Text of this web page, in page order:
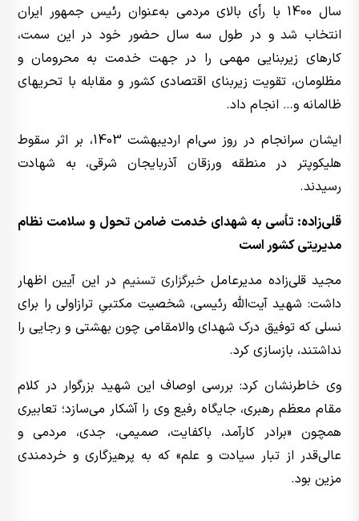
سال 1400 با رأی بالای مردمی به‌عنوان رئیس جمهور ایران
انتخاب شد و در طول سه سال حضور خود در این سمت،
کارهای زیربنایی مهمی را در جهت خدمت به محرومان و
مظلومان، تقویت زیربنای اقتصادی کشور و مقابله با تحریهای
ظالمانه و… انجام داد.
ایشان سرانجام در روز سی‌ام اردیبهشت 1403، بر اثر سقوط
هلیکوپتر در منطقه ورزقان آذربایجان شرقی، به شهادت
رسیدند.
قلی‌زاده: تأسی به شهدای خدمت ضامن تحول و سلامت نظام
مدیریتی کشور است
مجید قلی‌زاده مدیرعامل خبرگزاری تسنیم در این آیین اظهار
داشت: شهید آیت‌الله رئیسی، شخصیت مکتبیِ ترازاولی را برای
نسلی که توفیق درک شهدای والامقامی چون بهشتی و رجایی را
نداشتند، بازسازی کرد.
وی خاطرنشان کرد: بررسی اوصاف این شهید بزرگوار در کلام
مقام معظم رهبری، جایگاه رفیع وی را آشکار می‌سازد؛ تعابیری
همچون «برادر کارآمد، باکفایت، صمیمی، جدی، مردمی و
عالی‌قدر از تبار سیادت و علم» که به پرهیزگاری و خردمندی
مزین بود.